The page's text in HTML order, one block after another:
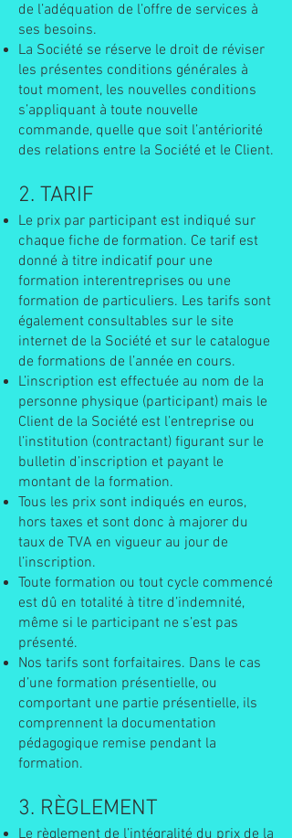
de l’adéquation de l’offre de services à
ses besoins.
La Société se réserve le droit de réviser
les présentes conditions générales à
tout moment, les nouvelles conditions
s’appliquant à toute nouvelle
commande, quelle que soit l’antériorité
des relations entre la Société et le Client.
2. TARIF
Le prix par participant est indiqué sur
chaque fiche de formation. Ce tarif est
donné à titre indicatif pour une
formation interentreprises ou une
formation de particuliers. Les tarifs sont
également consultables sur le site
internet de la Société et sur le catalogue
de formations de l’année en cours.
L’inscription est effectuée au nom de la
personne physique (participant) mais le
Client de la Société est l’entreprise ou
l’institution (contractant) figurant sur le
bulletin d’inscription et payant le
montant de la formation.
Tous les prix sont indiqués en euros,
hors taxes et sont donc à majorer du
taux de TVA en vigueur au jour de
l’inscription.
Toute formation ou tout cycle commencé
est dû en totalité à titre d’indemnité,
même si le participant ne s’est pas
présenté.
Nos tarifs sont forfaitaires. Dans le cas
d’une formation présentielle, ou
comportant une partie présentielle, ils
comprennent la documentation
pédagogique remise pendant la
formation.
3. RÈGLEMENT
Le règlement de l’intégralité du prix de la